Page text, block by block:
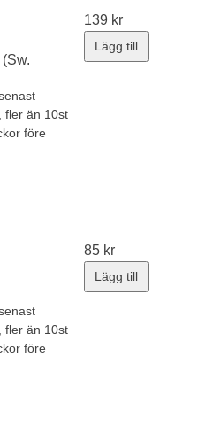
fler än 10st
före
chili
139 kr
Lägg till
fler än 10st
före
apple
85 kr
Lägg till